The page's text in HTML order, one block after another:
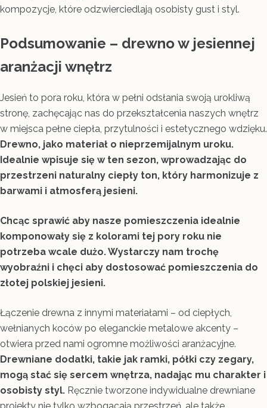
kompozycje, które odzwierciedlają osobisty gust i styl.
Podsumowanie – drewno w jesiennej
aranżacji wnętrz
Jesień to pora roku, która w pełni odsłania swoją urokliwą
stronę, zachęcając nas do przekształcenia naszych wnętrz
w miejsca pełne ciepła, przytulności i estetycznego wdzięku.
Drewno, jako materiał o nieprzemijalnym uroku.
Idealnie wpisuje się w ten sezon, wprowadzając do
przestrzeni naturalny ciepły ton, który harmonizuje z
barwami i atmosferą jesieni.
Chcąc sprawić aby nasze pomieszczenia idealnie
komponowały się z kolorami tej pory roku nie
potrzeba wcale dużo. Wystarczy nam trochę
wyobraźni i chęci aby dostosować pomieszczenia do
złotej polskiej jesieni.
Łączenie drewna z innymi materiałami – od ciepłych,
wełnianych koców po eleganckie metalowe akcenty –
otwiera przed nami ogromne możliwości aranżacyjne.
Drewniane dodatki, takie jak ramki, półki czy zegary,
mogą stać się sercem wnętrza, nadając mu charakter i
osobisty styl. Ręcznie tworzone indywidualne drewniane